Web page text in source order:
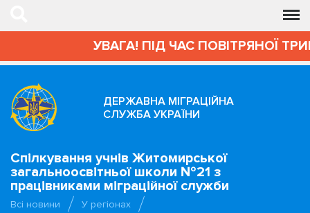
УВАГА! ПІД ЧАС ПОВІТРЯНОЇ
ДЕРЖАВНА МІГРАЦІЙНА
СЛУЖБА УКРАЇНИ
Спілкування учнів Житомирської
загальноосвітньої школи №21 з
працівниками міграційної служби
Всі новини
У регіонах